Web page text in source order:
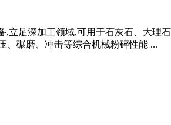
足深加工领域,可用于石灰石、大理
、碾磨、冲击等综合机械粉碎性能 ...